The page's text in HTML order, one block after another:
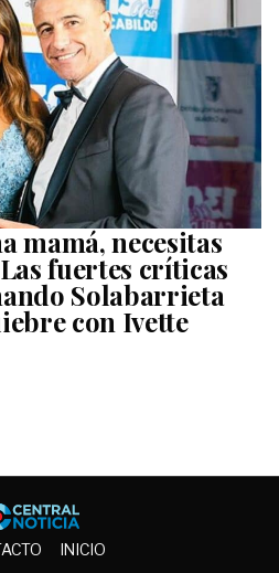
mamá, necesitas
fuertes críticas
Solabarrieta
con Ivette
Central
INICIO